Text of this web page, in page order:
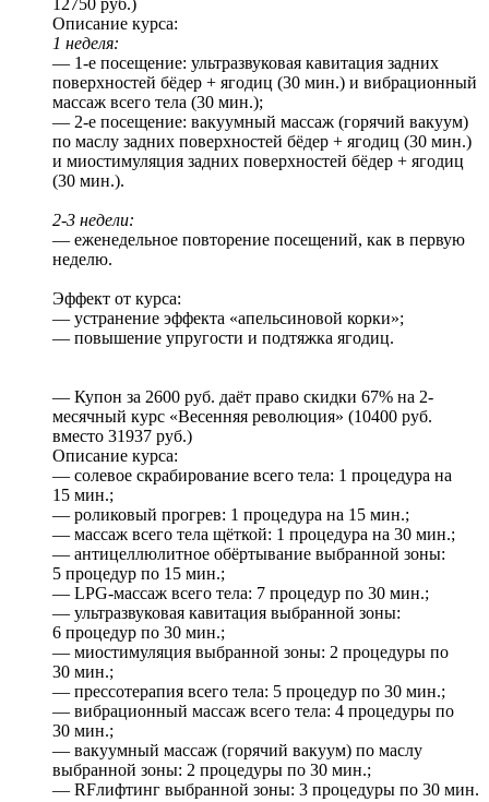
Описание курса:
1 неделя:
— 1-е посещение: ультразвуковая кавитация задних
поверхностей бёдер + ягодиц (30 мин.) и вибрационный
массаж всего тела (30 мин.);
— 2-е посещение: вакуумный массаж (горячий вакуум)
по маслу задних поверхностей бёдер + ягодиц (30 мин.)
и миостимуляция задних поверхностей бёдер + ягодиц
(30 мин.).
2-3 недели:
— еженедельное повторение посещений, как в первую
неделю.
Эффект от курса:
— устранение эффекта «апельсиновой корки»;
— повышение упругости и подтяжка ягодиц.
— Купон за 2600 руб. даёт право скидки 67% на 2-
месячный курс «Весенняя революция» (10400 руб.
вместо 31937 руб.)
Описание курса:
— солевое скрабирование всего тела: 1 процедура на
15 мин.;
— роликовый прогрев: 1 процедура на 15 мин.;
— массаж всего тела щёткой: 1 процедура на 30 мин.;
— антицеллюлитное обёртывание выбранной зоны:
5 процедур по 15 мин.;
— LPG-массаж всего тела: 7 процедур по 30 мин.;
— ультразвуковая кавитация выбранной зоны:
6 процедур по 30 мин.;
— миостимуляция выбранной зоны: 2 процедуры по
30 мин.;
— прессотерапия всего тела: 5 процедур по 30 мин.;
— вибрационный массаж всего тела: 4 процедуры по
30 мин.;
— вакуумный массаж (горячий вакуум) по маслу
выбранной зоны: 2 процедуры по 30 мин.;
— RFлифтинг выбранной зоны: 3 процедуры по 30 мин.